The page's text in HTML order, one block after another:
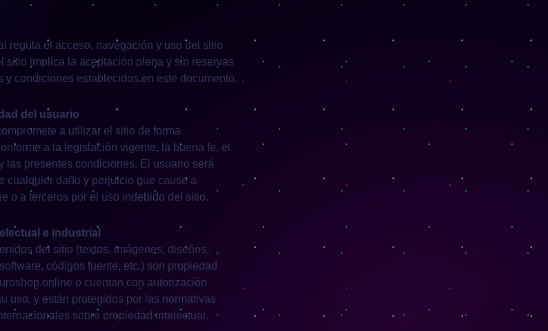
regula el acceso, navegación y uso del sitio
sitio implica la aceptación plena y sin reservas
y condiciones establecidos en este documento.
del usuario
a utilizar el sitio de forma
a la legislación vigente, la buena fe, el
las presentes condiciones. El usuario será
cualquier daño y perjuicio que cause a
o a terceros por el uso indebido del sitio.
e industrial
del sitio (textos, imágenes, diseños,
códigos fuente, etc.) son propiedad
o cuentan con autorización
uso, y están protegidos por las normativas
sobre propiedad intelectual.